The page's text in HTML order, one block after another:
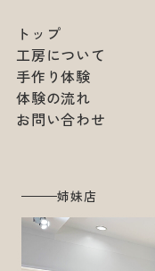
トップ
工房について
手作り体験
体験の流れ
お問い合わせ
姉妹店